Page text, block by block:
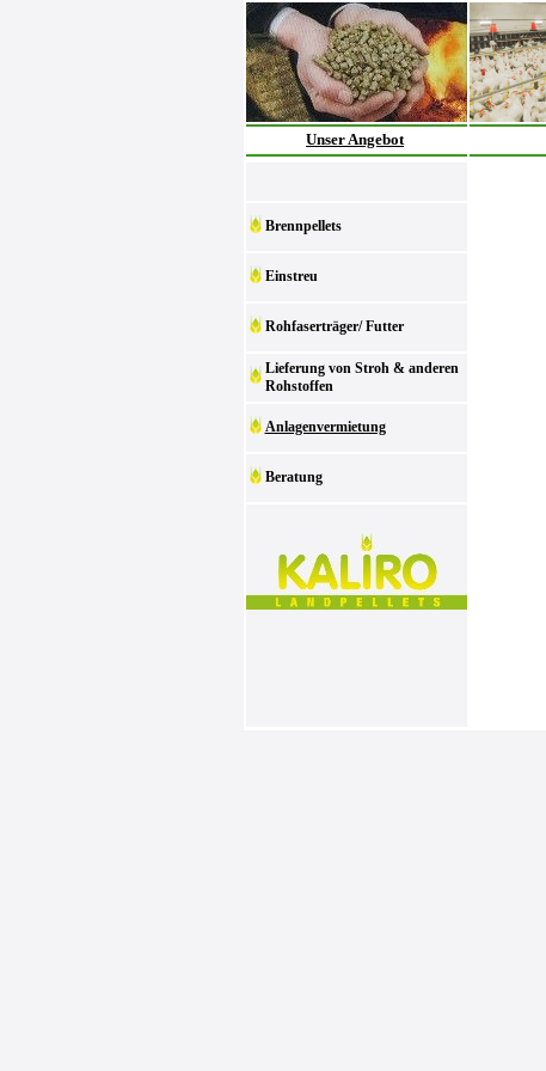
Unser Angebot
Brennpellets
Einstreu
Rohfaserträger/ Futter
Lieferung von Stroh & anderen
Rohstoffen
Anlagenvermietung
Beratung